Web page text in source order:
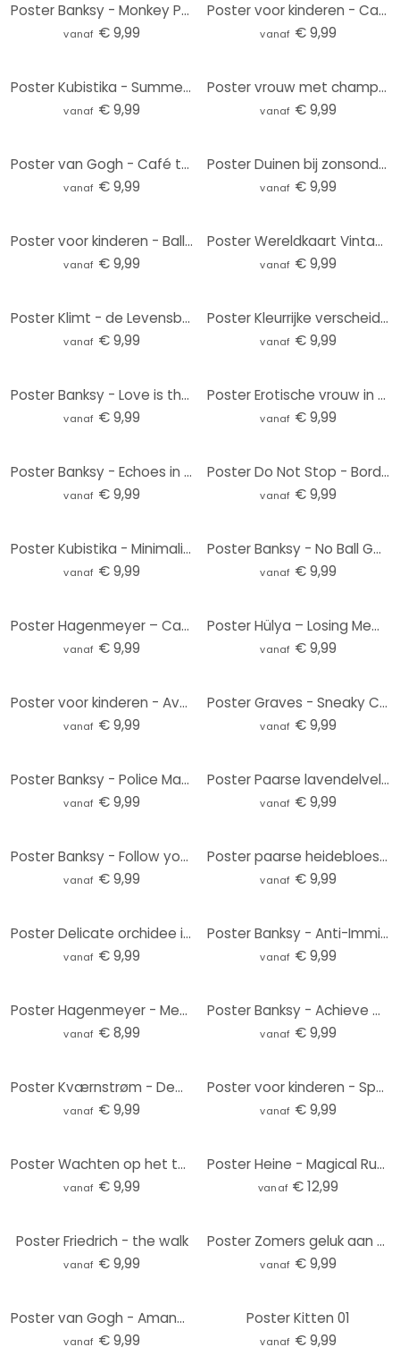
Poster Banksy - Monkey Parliament
vanaf € 9,99
Poster voor kinderen - Capybara met vogel - Happy Capy
vanaf € 9,99
Poster Kubistika - Summer Day
vanaf € 9,99
Poster vrouw met champagneglazen - Bolgov
vanaf € 9,99
Poster van Gogh - Café terras
vanaf € 9,99
Poster Duinen bij zonsondergang
vanaf € 9,99
Poster voor kinderen - Ballonvaart van de dierenvrienden - Kvilis
vanaf € 9,99
Poster Wereldkaart Vintage
vanaf € 9,99
Poster Klimt - de Levensboom
vanaf € 9,99
Poster Kleurrijke verscheidenheid aan kruiden
vanaf € 9,99
Poster Banksy - Love is the Answer
vanaf € 9,99
Poster Erotische vrouw in de badkamer - Toniolo
vanaf € 9,99
Poster Banksy - Echoes in Eternity
vanaf € 9,99
Poster Do Not Stop - Bord voor turquoise blauwe lucht - CosmoZach
vanaf € 9,99
Poster Kubistika - Minimalistic Plants
vanaf € 9,99
Poster Banksy - No Ball Games
vanaf € 9,99
Poster Hagenmeyer – Casimir
vanaf € 9,99
Poster Hülya – Losing Memories
vanaf € 9,99
Poster voor kinderen - Avonturen met bosdieren - Kvilis
vanaf € 9,99
Poster Graves - Sneaky Cat
vanaf € 9,99
Poster Banksy - Police Man Searching Girl
vanaf € 9,99
Poster Paarse lavendelvelden bij zonsondergang - Cevik
vanaf € 9,99
Poster Banksy - Follow your dreams
vanaf € 9,99
Poster paarse heidebloesem in warm licht - Annie
vanaf € 9,99
Poster Delicate orchidee in paars - Treechild
vanaf € 9,99
Poster Banksy - Anti-Immigration Birds
vanaf € 9,99
Poster Hagenmeyer - Meerkat
vanaf € 8,99
Poster Banksy - Achieve Greatness
vanaf € 9,99
Poster Kværnstrøm - Dew-covered sunrise
vanaf € 9,99
Poster voor kinderen - Spa Dag met Capybara
vanaf € 9,99
Poster Wachten op het toilet - Humoristische kikkerillustratie - Royle
vanaf € 9,99
Poster Heine - Magical Rubik's Cube
vanaf € 12,99
Poster Friedrich - the walk
vanaf € 9,99
Poster Zomers geluk aan de turquoise blauwe zee | Reisposter - Rivers
vanaf € 9,99
Poster van Gogh - Amandelbloesem Herfsttint
vanaf € 9,99
Poster Kitten 01
vanaf € 9,99